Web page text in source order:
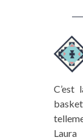
C’est
Laura